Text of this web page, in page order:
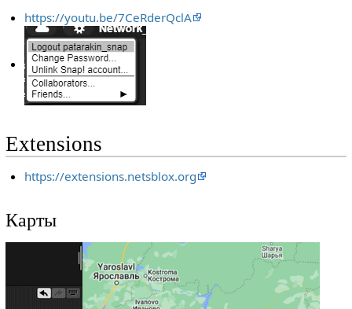
https://youtu.be/7CeRderQclA
Extensions
https://extensions.netsblox.org
Карты